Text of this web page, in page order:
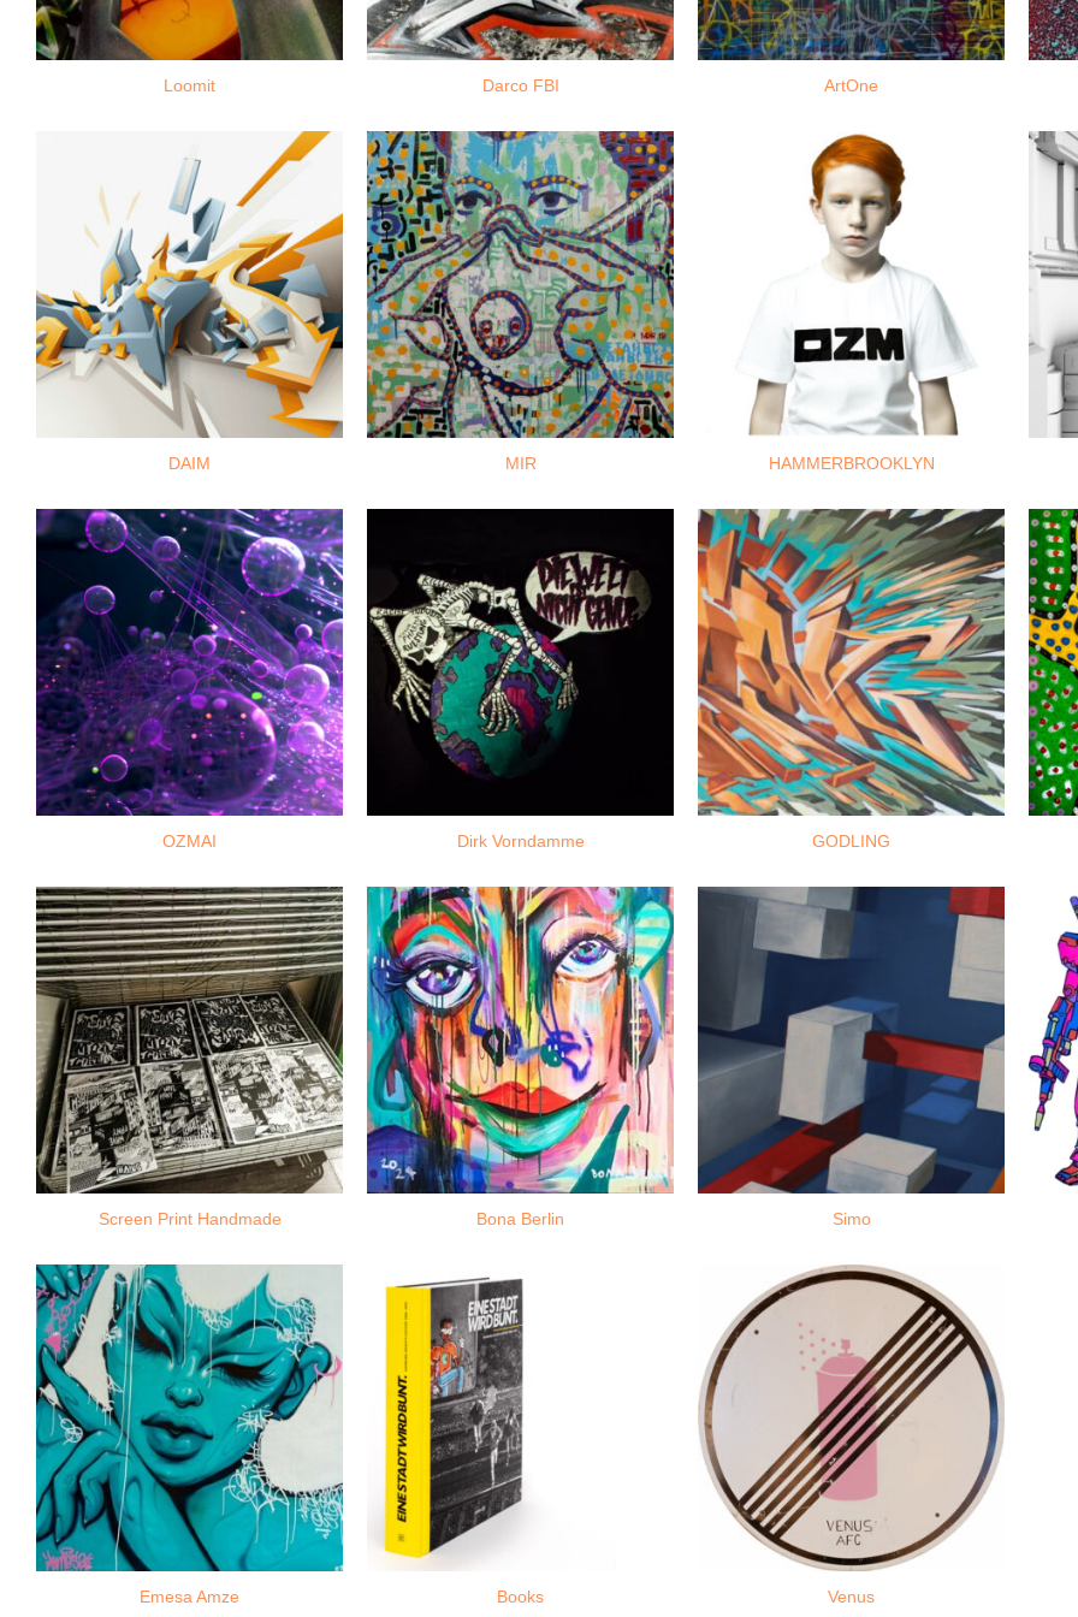
Loomit Darco FBI ArtOne
DAIM MIR HAMMERBROOKLYN
OZMAI Dirk Vorndamme GODLING
Screen Print Handmade Bona Berlin Simo
Emesa Amze Books Venus